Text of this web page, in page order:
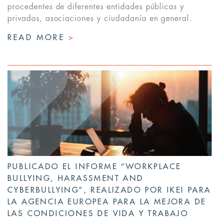
procedentes de diferentes entidades públicas y
privadas, asociaciones y ciudadanía en general.
READ MORE >
PUBLICADO EL INFORME “WORKPLACE
BULLYING, HARASSMENT AND
CYBERBULLYING”, REALIZADO POR IKEI PARA
LA AGENCIA EUROPEA PARA LA MEJORA DE
LAS CONDICIONES DE VIDA Y TRABAJO